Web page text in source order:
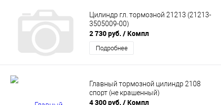
Цилиндр гл. тормозной 21213 (21213-
3505009-00)
2 730 руб. / Компл
Подробнее
Главный тормозной цилиндр 2108
спорт (не крашенный)
4 300 руб. / Компл